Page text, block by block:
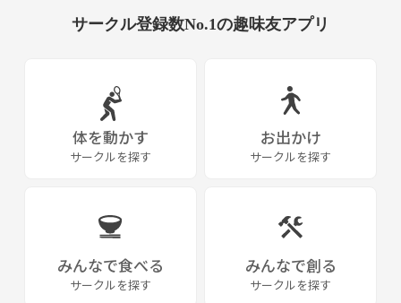
サークル登録数No.1の趣味友アプリ
体を動かす
サークルを探す
お出かけ
サークルを探す
みんなで食べる
サークルを探す
みんなで創る
サークルを探す